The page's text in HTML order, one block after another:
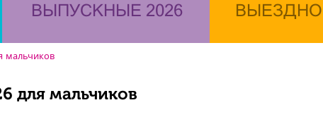
ВЫПУСКНЫЕ 2026
мальчиков
для мальчиков